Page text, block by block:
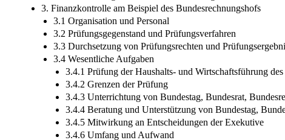
3. Finanzkontrolle am Beispiel des Bundesrechnungshofs
3.1 Organisation und Personal
3.2 Prüfungsgegenstand und Prüfungsverfahren
3.3 Durchsetzung von Prüfungsrechten und
3.4 Wesentliche Aufgaben
3.4.1 Prüfung der Haushalts- und Wirtschaftsführung
3.4.2 Grenzen der Prüfung
3.4.3 Unterrichtung von Bundestag, Bundesrat,
3.4.4 Beratung und Unterstützung von Bundestag,
3.4.5 Mitwirkung an Entscheidungen der Exekutive
3.4.6 Umfang und Aufwand